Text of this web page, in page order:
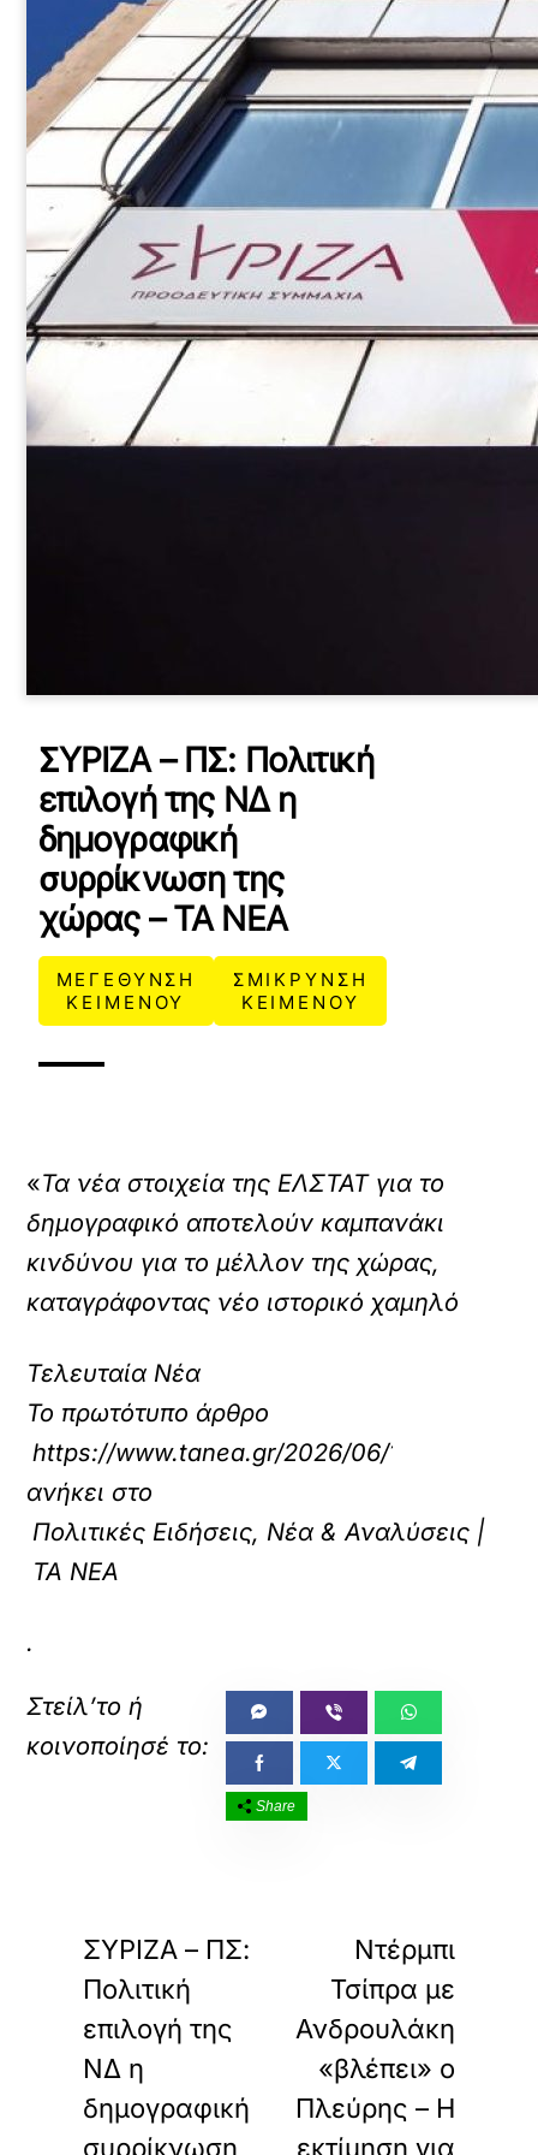
ΣΥΡΙΖΑ – ΠΣ: Πολιτική
επιλογή της ΝΔ η
δημογραφική
συρρίκνωση της
χώρας – ΤΑ ΝΕΑ
ΜΕΓΕΘΥΝΣΗ
ΚΕΙΜΕΝΟΥ
ΣΜΙΚΡΥΝΣΗ
ΚΕΙΜΕΝΟΥ
«Τα νέα στοιχεία της ΕΛΣΤΑΤ για το
δημογραφικό αποτελούν καμπανάκι
κινδύνου για το μέλλον της χώρας,
καταγράφοντας νέο ιστορικό χαμηλό
Τελευταία Νέα
Το πρωτότυπο άρθρο
https://www.tanea.gr/2026/06/19/politics/
ανήκει στο
Πολιτικές Ειδήσεις, Νέα & Αναλύσεις |
ΤΑ ΝΕΑ
.
Share
ΣΥΡΙΖΑ – ΠΣ:
Πολιτική
επιλογή της
ΝΔ η
δημογραφική
συρρίκνωση
Ντέρμπι
Τσίπρα με
Ανδρουλάκη
«βλέπει» ο
Πλεύρης – Η
εκτίμηση για